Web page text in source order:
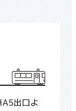
出口よ